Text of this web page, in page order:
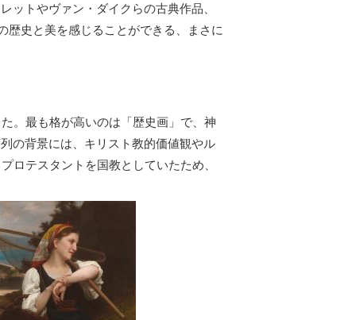
トやヴァン・ダイクらの古典作品、
史と美を感じることができる、まさに
。最も格が高いのは「歴史画」で、神
の背景には、キリスト教的価値観やル
ロテスタントを国教としていたため、